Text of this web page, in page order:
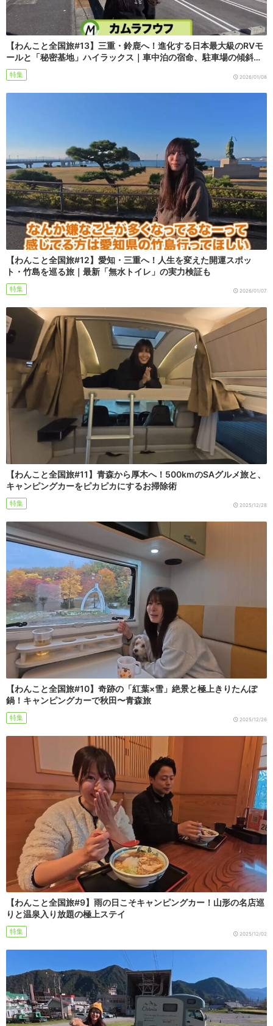
【わんこと全国旅#13】三重・鈴鹿へ！進化する日本最大級のRVモ
ールと「秘密基地」ハイラックス｜車中泊の宿命、駐車場の傾斜…
特集 2026/01/08
【わんこと全国旅#12】愛知・三重へ！人生を変えた開運スポッ
ト・竹島を巡る旅｜最新「無水トイレ」の実力検証も
特集 2026/01/07
【わんこと全国旅#11】青森から厚木へ！500kmのSAグルメ旅と、
キャンピングカーをピカピカにするお掃除術
特集 2025/12/28
【わんこと全国旅#10】奇跡の「紅葉×雪」絶景と極上きりたんぽ
鍋！キャンピングカーで秋田〜青森旅
特集 2025/12/26
【わんこと全国旅#9】雨の日こそキャンピングカー！山形の名店巡
りと温泉入り放題の極上ステイ
特集 2025/12/02